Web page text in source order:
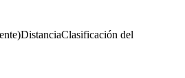
DistanciaClasificación del